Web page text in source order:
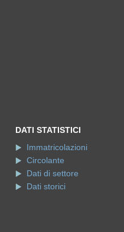
DATI STATISTICI
Immatricolazioni
Circolante
Dati di settore
Dati storici